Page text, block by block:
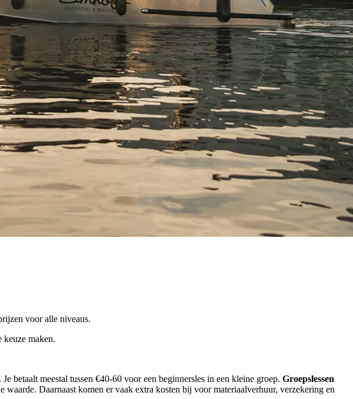
voor alle niveaus.
keuze maken.
betaalt meestal tussen €40-60 voor een beginnersles in een kleine groep. Groepslessen
Daarnaast komen er vaak extra kosten bij voor materiaalverhuur, verzekering en